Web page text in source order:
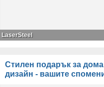
LaserSteel
Стилен подарък за
дизайн - вашите